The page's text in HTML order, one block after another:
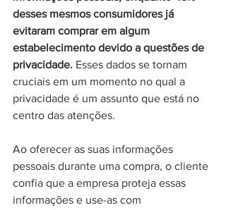
desses mesmos consumidores já
evitaram comprar em algum
estabelecimento devido a questões de
privacidade. Esses dados se tornam
cruciais em um momento no qual a
privacidade é um assunto que está no
centro das atenções.
Ao oferecer as suas informações
pessoais durante uma compra, o cliente
confia que a empresa proteja essas
informações e use-as com